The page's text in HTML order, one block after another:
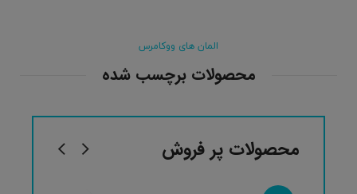
المان های ووکامرس
محصولات برچسب شده
محصولات پر فروش